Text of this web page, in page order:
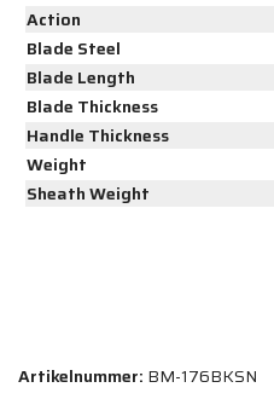
Action
Blade Steel
Blade Length
Blade Thickness
Handle Thickness
Weight
Sheath Weight
Artikelnummer: BM-176BKSN